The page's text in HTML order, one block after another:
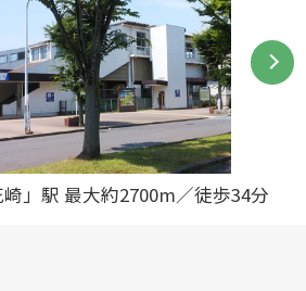
」駅 最大約2700m／徒歩34分